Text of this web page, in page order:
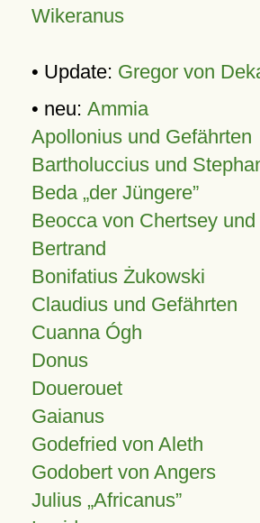
Wikeranus
• Update: Gregor von
• neu: Ammia
Apollonius und Gefährten
Bartholuccius und
Beda „der Jüngere”
Beocca von Chertsey
Bertrand
Bonifatius Żukowski
Claudius und Gefährten
Cuanna Ógh
Donus
Douerouet
Gaianus
Godefried von Aleth
Godobert von Angers
Julius Africanus